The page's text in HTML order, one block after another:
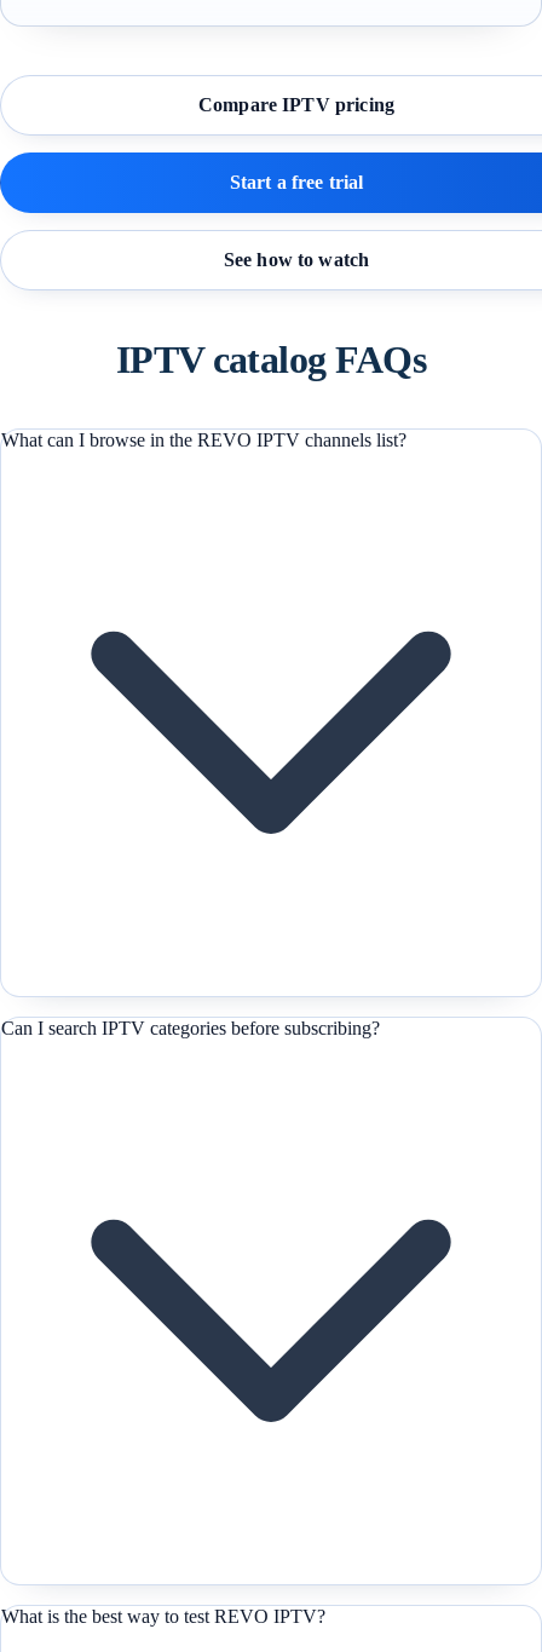
Compare IPTV pricing
Start a free trial
See how to watch
IPTV catalog FAQs
What can I browse in the REVO IPTV channels list?
Can I search IPTV categories before subscribing?
What is the best way to test REVO IPTV?